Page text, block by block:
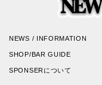
NEWS / INFORMATION
SHOP/BAR GUIDE
SPONSERについて